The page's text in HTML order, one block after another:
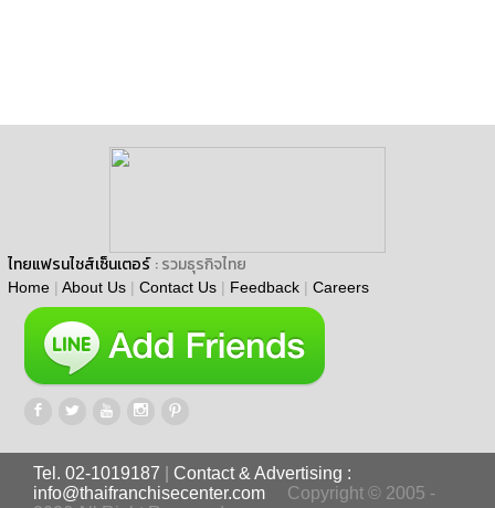
ไทยแฟรนไชส์เซ็นเตอร์ : รวมธุรกิจไทย
Home | About Us | Contact Us | Feedback | Careers
Tel. 02-1019187
Contact & Advertising :
info@thaifranchisecenter.com
Copyright © 2005 -